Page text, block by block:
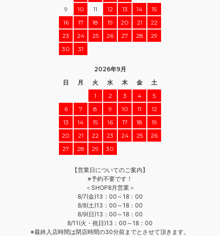
9
10 11 12 13 14
15
16
17 18 19 20 21
22
23
24 25 26 27 28
29
30
31
2026年9月
日
月 火 水 木 金
土
1
2 3 4
5
6
7 8 9 10 11
12
13
14 15 16 17 18
19
20
21 22 23 24 25
26
27
28 29 30
【営業日についてのご案内】
※予約不要です！
＜SHOP8月営業＞
8/7(金)13：00～18：00
8/8(土)13：00～18：00
8/9(日)13：00～18：00
8/11(火・祝日)13：00～18：00
※最終入店時間は閉店時間の30分前までとさせて頂きます。